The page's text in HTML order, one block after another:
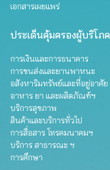
เอกสารเผยแพร่
ประเด็นคุ้มครองผู้บริโภค
การเงินและการธนาคาร
การขนส่งและยานพาหนะ
อสังหาริมทรัพย์และที่อยู่อาศัย
อาหาร ยา และผลิตภัณฑ์ฯ
บริการสุขภาพ
สินค้าและบริการทั่วไป
การสื่อสาร โทรคมนาคมฯ
บริการ สาธารณะ ฯ
การศึกษา